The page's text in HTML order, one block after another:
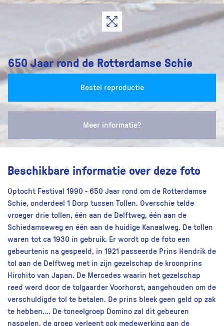
650 Jaar rond de Rotterdamse Schie
Bestel reproductie
Meer informatie?
Beschikbare informatie over deze foto
Optocht Festival 1990 - 650 Jaar rond om de Rotterdamse
Schie, onderdeel 1 Dorp tussen Tollen. Overschie telde
vroeger drie tollen, één aan de Delftweg, één aan de
Schiedamseweg en één aan de huidige Kanaalweg. De tollen
waren tot ca 1930 in gebruik. Er wordt op de foto een
gebeurtenis na gespeeld, in 1921 passeerde Prins Hendrik de
tol aan de Delftweg met in zijn gezelschap de kroonprins
Hirohito van Japan. De Mercedes waarin het gezelschap
reed werd door de tolgaarder Voorhorst, aangehouden om de
verschuldigde tol te betalen. De prins bleek geen geld op zak
te hebben.... De toneelgroep Domino zal dit gebeuren
naspelen, de groep verleent ook medewerking aan de